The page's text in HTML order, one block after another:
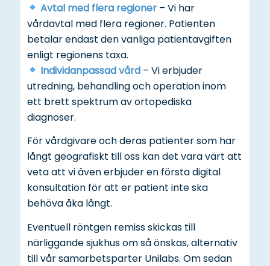
Avtal med flera regioner – Vi har
vårdavtal med flera regioner. Patienten
betalar endast den vanliga patientavgiften
enligt regionens taxa.
Individanpassad vård – Vi erbjuder
utredning, behandling och operation inom
ett brett spektrum av ortopediska
diagnoser.
För vårdgivare och deras patienter som har
långt geografiskt till oss kan det vara värt att
veta att vi även erbjuder en första digital
konsultation för att er patient inte ska
behöva åka långt.
Eventuell röntgen remiss skickas till
närliggande sjukhus om så önskas, alternativ
till vår samarbetsparter Unilabs. Om sedan